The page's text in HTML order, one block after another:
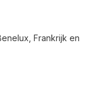
Frankrijk en